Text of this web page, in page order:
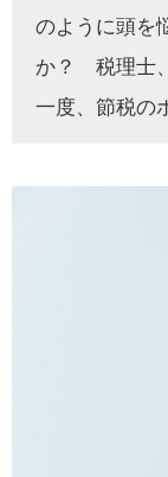
のように頭を
か？ 税理士
一度、節税の